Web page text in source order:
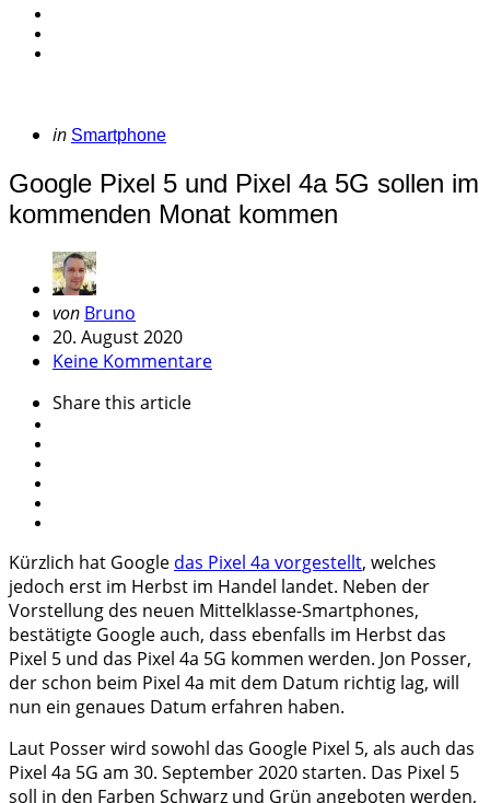
Categories
Posted
in Smartphone
Google Pixel 5 und Pixel 4a 5G sollen im
kommenden Monat kommen
Geschrieben
von
von Bruno
20. August 2020
Keine Kommentare
Sharethis article
Kürzlich hat Google das Pixel 4a vorgestellt, welches
jedoch erst im Herbst im Handel landet. Neben der
Vorstellung des neuen Mittelklasse-Smartphones,
bestätigte Google auch, dass ebenfalls im Herbst das
Pixel 5 und das Pixel 4a 5G kommen werden. Jon Posser,
der schon beim Pixel 4a mit dem Datum richtig lag, will
nun ein genaues Datum erfahren haben.
Laut Posser wird sowohl das Google Pixel 5, als auch das
Pixel 4a 5G am 30. September 2020 starten. Das Pixel 5
soll in den Farben Schwarz und Grün angeboten werden,